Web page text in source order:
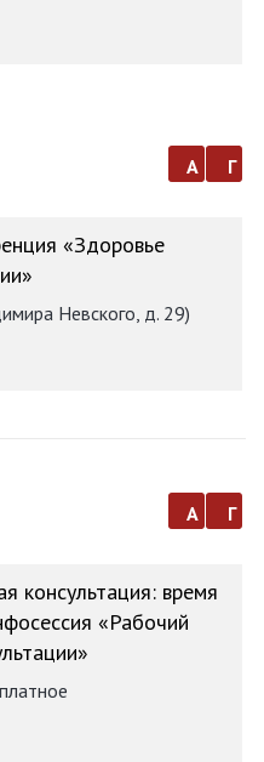
а г
«Здоровье
Невского, д. 29)
а г
консультация: время
«Рабочий